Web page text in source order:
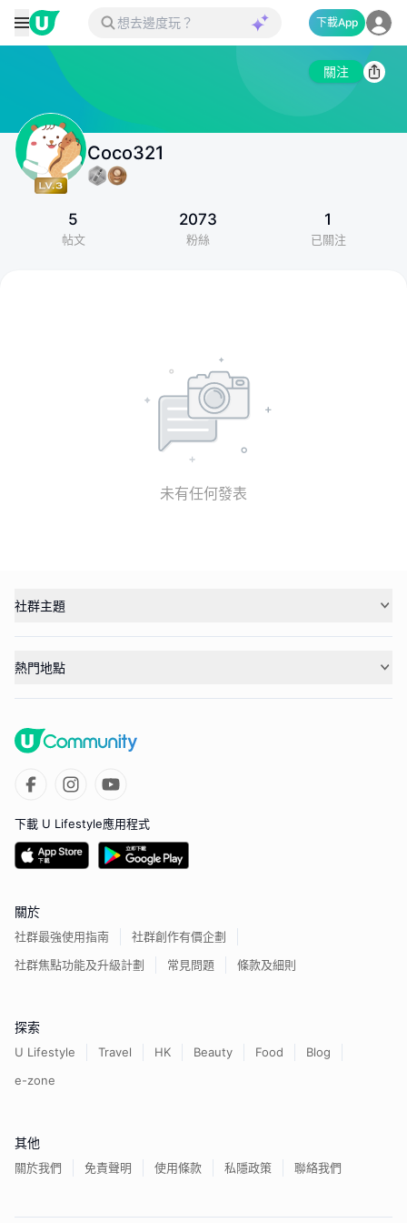
下載App
關注
Coco321
5
帖文
2073
粉絲
1
已關注
未有任何發表
社群主題
熱門地點
下載 U Lifestyle應用程式
關於
社群最強使用指南
社群創作有價企劃
社群焦點功能及升級計劃
常見問題 條款及細則
探索
U Lifestyle Travel HK Beauty Food
Blog
e-zone
其他
關於我們 免責聲明 使用條款 私隱政策 聯絡我們